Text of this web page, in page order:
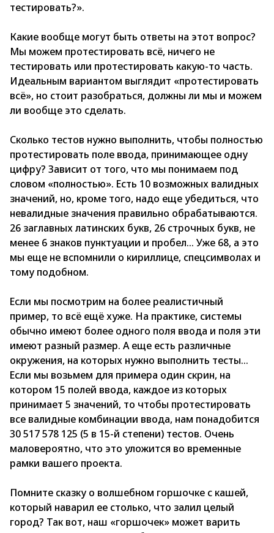
тестировать?».
Какие вообще могут быть ответы на этот вопрос?
Мы можем протестировать всё, ничего не
тестировать или протестировать какую-то часть.
Идеальным вариантом выглядит «протестировать
всё», но стоит разобраться, должны ли мы и можем
ли вообще это сделать.
Сколько тестов нужно выполнить, чтобы полностью
протестировать поле ввода, принимающее одну
цифру? Зависит от того, что мы понимаем под
словом «полностью». Есть 10 возможных валидных
значений, но, кроме того, надо еще убедиться, что
невалидные значения правильно обрабатываются.
26 заглавных латинских букв, 26 строчных букв, не
менее 6 знаков пунктуации и пробел… Уже 68, а это
мы еще не вспомнили о кириллице, спецсимволах и
тому подобном.
Если мы посмотрим на более реалистичный
пример, то всё ещё хуже. На практике, системы
обычно имеют более одного поля ввода и поля эти
имеют разный размер. А еще есть различные
окружения, на которых нужно выполнить тесты…
Если мы возьмем для примера один скрин, на
котором 15 полей ввода, каждое из которых
принимает 5 значений, то чтобы протестировать
все валидные комбинации ввода, нам понадобится
30 517 578 125 (5 в 15-й степени) тестов. Очень
маловероятно, что это уложится во временные
рамки вашего проекта.
Помните сказку о волшебном горшочке с кашей,
который наварил ее столько, что залил целый
город? Так вот, наш «горшочек» может варить